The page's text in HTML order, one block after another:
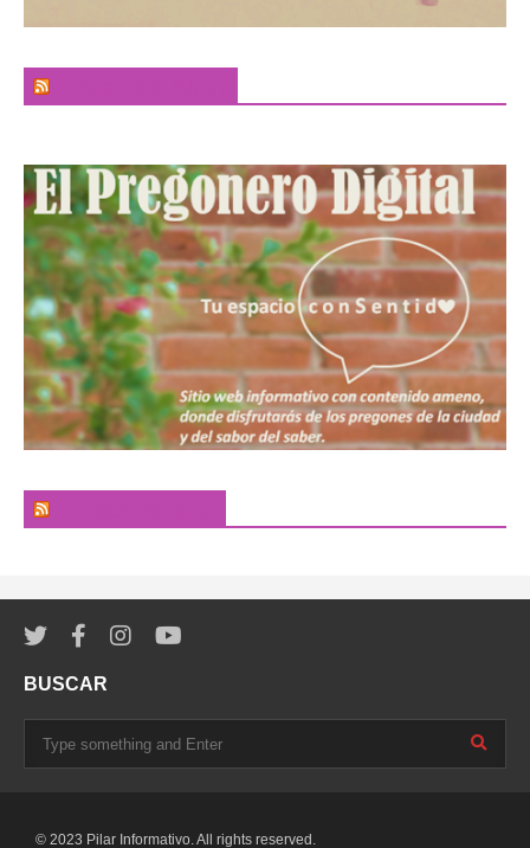
BUSCAR
© 2023 Pilar Informativo. All rights reserved.